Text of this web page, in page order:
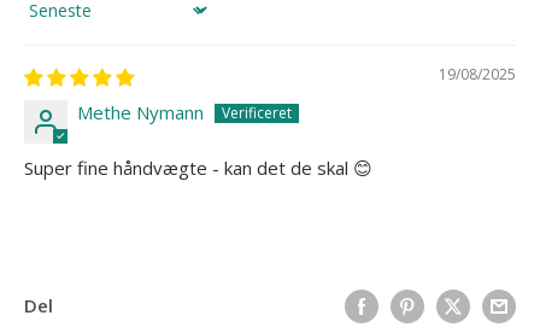
Sort by
19/08/2025
Methe Nymann
Super fine håndvægte - kan det de skal 😊
Del